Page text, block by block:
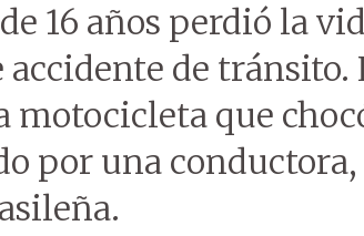
16 años perdió la
accidente de
motocicleta que
por una conductora,